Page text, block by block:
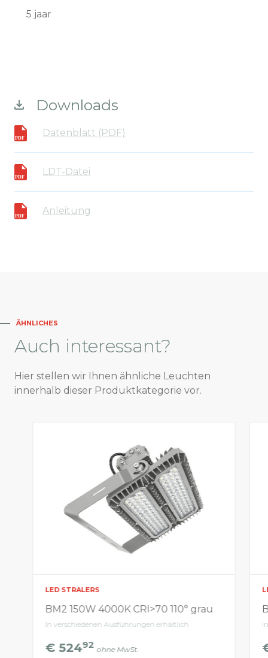
5 jaar
Downloads
Datenblatt (PDF)
LDT-Datei
Anleitung
ÄHNLICHES
Auch interessant?
Hier stellen wir Ihnen ähnliche Leuchten
innerhalb dieser Produktkategorie vor.
LED STRALERS
BM2 150W 4000K CRI>70 110° grau
In verschiedenen Ausführungen erhältlich
€ 52492 ohne MwSt.